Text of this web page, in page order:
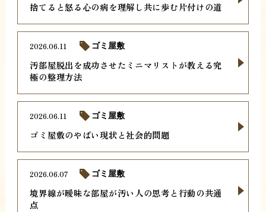
捨てると怒る心の病を理解し共に歩む片付けの道
汚部屋脱出を成功させたミニマリストが教える究
極の整理方法
2026.06.11 ゴミ屋敷
ゴミ屋敷のやばい現状と社会的問題
2026.06.11 ゴミ屋敷
境界線が曖昧な部屋が汚い人の思考と行動の共通
点
2026.06.07 ゴミ屋敷